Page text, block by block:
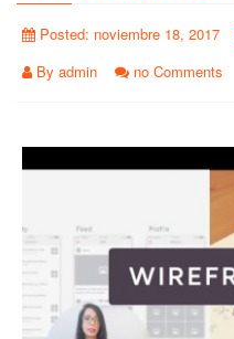
Posted: noviembre 18, 2017
By admin no Comments